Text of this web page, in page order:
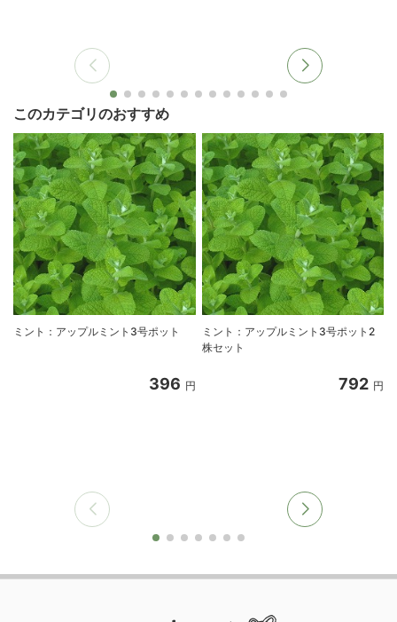
このカテゴリのおすすめ
ミント：アップルミント3号ポット
396 円
ミント：アップルミント3号ポット2
株セット
792 円